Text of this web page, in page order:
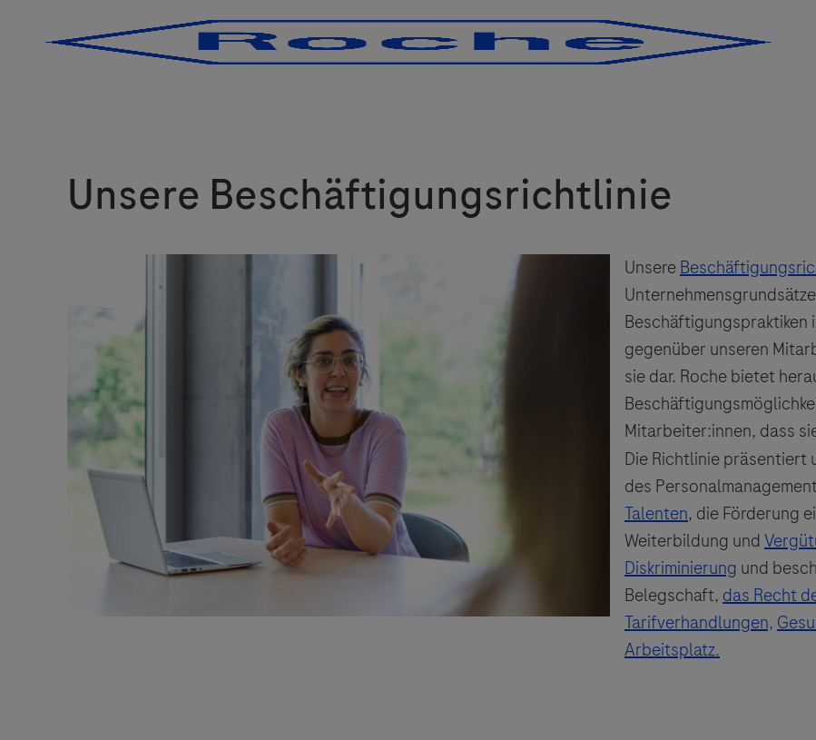
Unsere Beschäftigungsrichtlinie
Unsere
Beschäftigungspraktiken
gegenüber unseren
sie dar. Roche bietet
Mitarbeiter:innen, dass
Die Richtlinie präsentiert
des
Talenten, die Förderung
Weiterbildung und
Diskriminierung und
Belegschaft, das Recht
Tarifverhandlungen,
Arbeitsplatz.